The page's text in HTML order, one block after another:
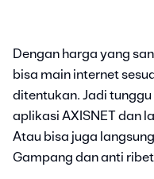
Dengan harga yang
bisa main internet
ditentukan. Jadi
aplikasi AXISNET dan
Atau bisa juga
Gampang dan anti